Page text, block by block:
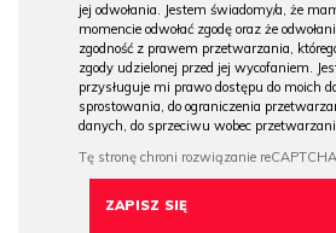
jej odwołania. Jestem świadomy/a, że
momencie odwołać zgodę oraz że
zgodność z prawem przetwarzania,
zgody udzielonej przed jej wycofaniem.
przysługuje mi prawo dostępu do moich
sprostowania, do ograniczenia
danych, do sprzeciwu wobec